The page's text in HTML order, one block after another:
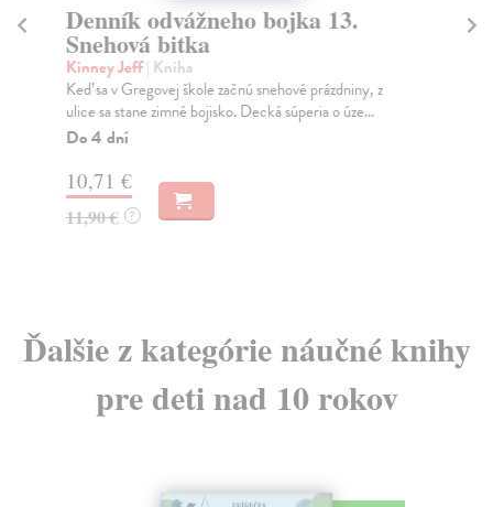
Denník odvážneho bojka 13.
Snehová bitka
Kinney Jeff| Kniha
Keď sa v Gregovej škole začnú snehové prázdniny, z
ulice sa stane zimné bojisko. Decká súperia o úze...
Do 4 dní
10,71 €
11,90 € ?
Ďalšie z kategórie náučné knihy
pre deti nad 10 rokov